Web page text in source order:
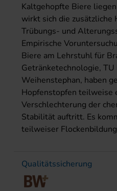
Kaltgehopfte Biere
wirkt sich die zusätzliche
Trübungs- und
Empirische
Biere am Lehrstuhl für
Getränketechnologie, TU
Weihenstephan, haben
Hopfenstopfen teilweise
Verschlechterung der
Stabilität auftritt. Es
teilweiser
Qualitätssicherung